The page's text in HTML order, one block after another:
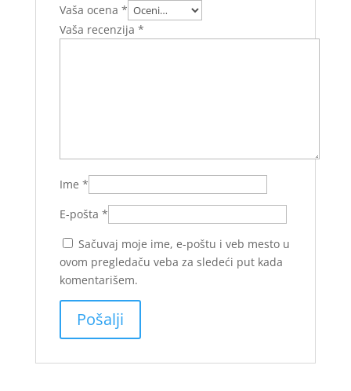
Vaša ocena *
Vaša recenzija *
Ime *
E-pošta *
Sačuvaj moje ime, e-poštu i veb mesto u
ovom pregledaču veba za sledeći put kada
komentarišem.